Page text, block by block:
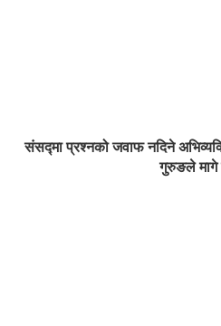
संसद्मा प्रश्नको जवाफ नदिने
गुरुङले मागे